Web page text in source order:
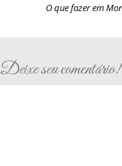
O que fazer em
Deixe seu